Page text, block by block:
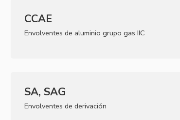
CCAE
Envolventes de aluminio grupo gas IIC
SA, SAG
Envolventes de derivación